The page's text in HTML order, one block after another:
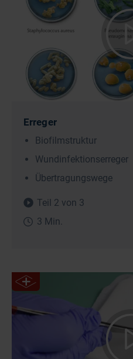
Erreger
Biofilmstruktur
Wundinfektionserreger
Übertragungswege
Teil 2 von 3
3 Min.